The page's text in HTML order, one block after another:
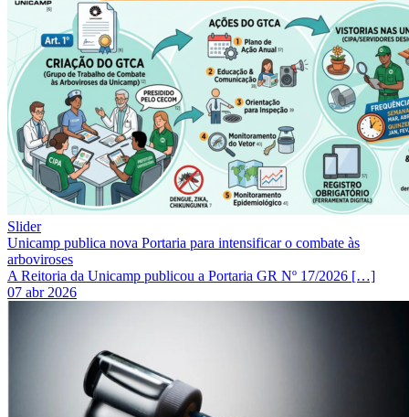
Slider
Unicamp publica nova Portaria para intensificar o combate às
arboviroses
A Reitoria da Unicamp publicou a Portaria GR Nº 17/2026 […]
07 abr 2026